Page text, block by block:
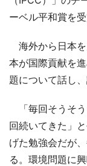
ーベル平和賞を受
海外から日本を
本が国際貢献を
題について話し
「毎回そうそ
回続いてきた」
げた勉強会だが
る。環境問題に